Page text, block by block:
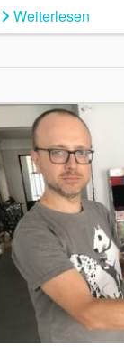
Weiterlesen